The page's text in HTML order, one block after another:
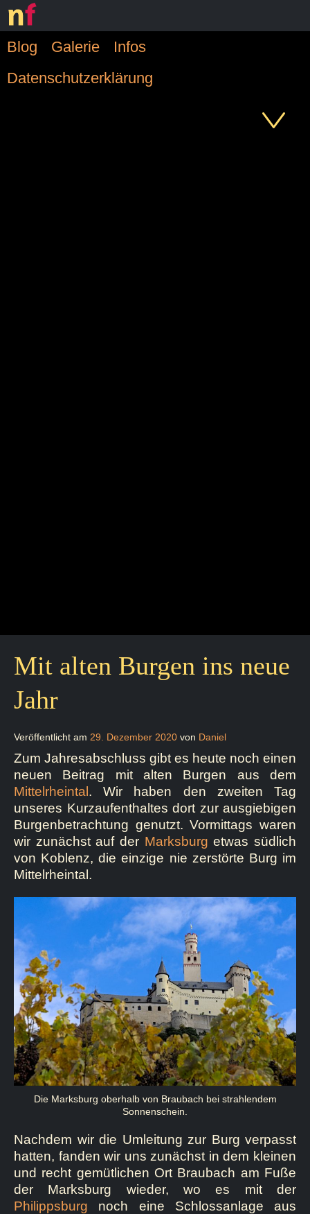
Blog Galerie
Infos
Datenschutzerklärung
Mit alten Burgen ins neue
Jahr
Veröffentlicht am 29. Dezember 2020 von Daniel
Zum Jahresabschluss gibt es heute noch einen
neuen Beitrag mit alten Burgen aus dem
Mittelrheintal . Wir haben den zweiten Tag
unseres Kurzaufenthaltes dort zur ausgiebigen
Burgenbetrachtung genutzt. Vormittags waren
wir zunächst auf der Marksburg etwas südlich
von Koblenz, die einzige nie zerstörte Burg im
Mittelrheintal.
Die Marksburg oberhalb von Braubach bei strahlendem
Sonnenschein.
Nachdem wir die Umleitung zur Burg verpasst
hatten, fanden wir uns zunächst in dem kleinen
und recht gemütlichen Ort Braubach am Fuße
der Marksburg wieder, wo es mit der
Philippsburg noch eine Schlossanlage aus